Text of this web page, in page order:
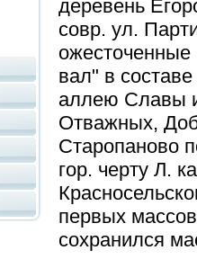
деревень
совр. ул.
вал" в
аллею Славы
Отважных,
Старопаново
гор. черту Л.
первых
сохранился